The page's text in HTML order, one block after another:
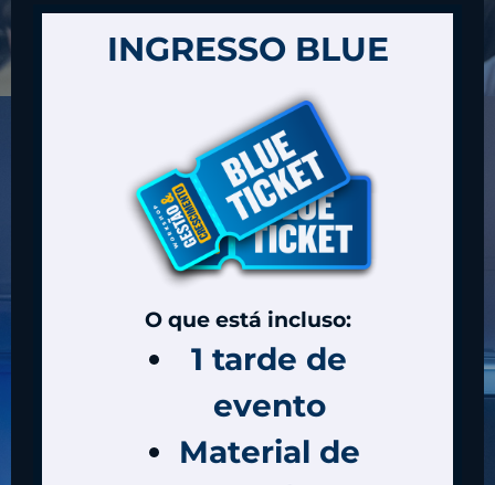
INGRESSO BLUE
O que está incluso:
1 tarde de
evento
Material de